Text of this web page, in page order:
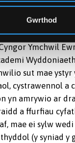
Gwrthod
niwroddelweddu,
ymennydd yn
ystyrlon o'r byd.
Ymchwil
sut mae ystyr
cystrawennol a
yn amrywio ar
a ffurfiau
mae ei sylw
(y syniad y